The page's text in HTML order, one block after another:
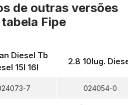
de outras versões
Fipe
Diesel Tb
15l 16l
7
2.8 10lug.
024054-0